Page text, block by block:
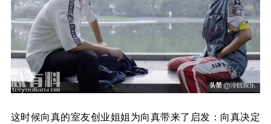
这时候向真的室友创业姐姐为向真带来了启发：向真决定